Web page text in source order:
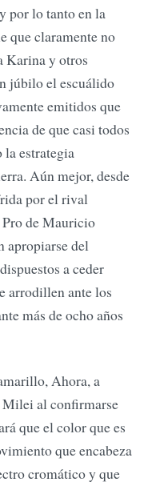
por lo tanto en la
que claramente no
Karina y otros
júbilo el escuálido
emitidos que
de que casi todos
la estrategia
Aún mejor, desde
por el rival
de Mauricio
apropiarse del
a ceder
arrodillen ante los
más de ocho años
Ahora, a
al confirmarse
que el color que es
que encabeza
cromático y que